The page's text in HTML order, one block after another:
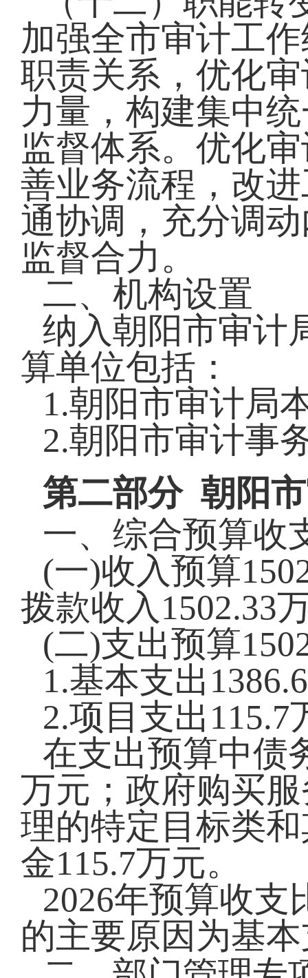
加强全市审计工
职责关系，优化
力量，构建集中
监督体系。优化
善业务流程，改
通协调，充分调
监督合力。
二、机构设置
纳入朝阳市审计
算单位包括：
1.朝阳市审计局
2.朝阳市审计事
第二部分 朝阳
一、综合预算收
(一)收入预算
拨款收入 1502.33
(二)支出预算
1.基本支出
2.项目支出115.7
在支出预算中债
万元；政府购买
理的特定目标类
金115.7万元。
2026年预算收支
的主要原因为基